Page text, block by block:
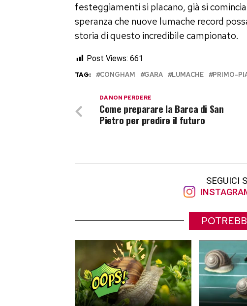
festeggiamenti si placano, già si
speranza che nuove lumache record
storia di questo incredibile campionato.
Post Views: 661
TAG: CONGHAM GARA LUMACHE PRIMO-
DA NON PERDERE
Come preparare la Barca di San
Pietro per predire il futuro
SEGUICI